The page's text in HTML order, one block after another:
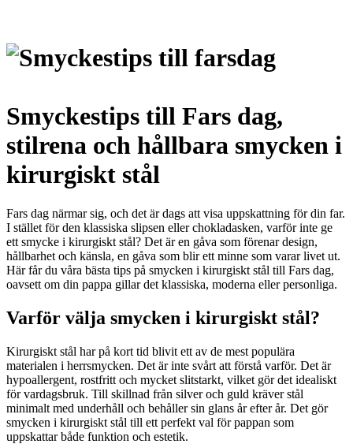
Smyckestips till Fars dag,
stilrena och hållbara smycken i
kirurgiskt stål
Fars dag närmar sig, och det är dags att visa uppskattning för din far.
I stället för den klassiska slipsen eller chokladasken, varför inte ge
ett smycke i kirurgiskt stål? Det är en gåva som förenar design,
hållbarhet och känsla, en gåva som blir ett minne som varar livet ut.
Här får du våra bästa tips på smycken i kirurgiskt stål till Fars dag,
oavsett om din pappa gillar det klassiska, moderna eller personliga.
Varför välja smycken i kirurgiskt stål?
Kirurgiskt stål har på kort tid blivit ett av de mest populära
materialen i herrsmycken. Det är inte svårt att förstå varför. Det är
hypoallergent, rostfritt och mycket slitstarkt, vilket gör det idealiskt
för vardagsbruk. Till skillnad från silver och guld kräver stål
minimalt med underhåll och behåller sin glans år efter år. Det gör
smycken i kirurgiskt stål till ett perfekt val för pappan som
uppskattar både funktion och estetik.